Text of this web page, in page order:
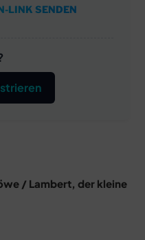
LINK SENDEN
/ Lambert, der kleine